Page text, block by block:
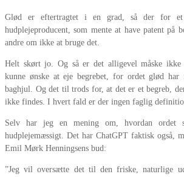
Glød er eftertragtet i en grad, så der for
hudplejeproducent, som mente at have patent på
andre om ikke at bruge det.
Helt skørt jo. Og så er det alligevel måske ikke
kunne ønske at eje begrebet, for ordet glød
baghjul. Og det til trods for, at det er et begreb,
ikke findes. I hvert fald er der ingen faglig
Selv har jeg en mening om, hvordan ordet
hudplejemæssigt. Det har ChatGPT faktisk også,
Emil Mørk Henningsens bud:
”Jeg vil oversætte det til den friske, naturlige